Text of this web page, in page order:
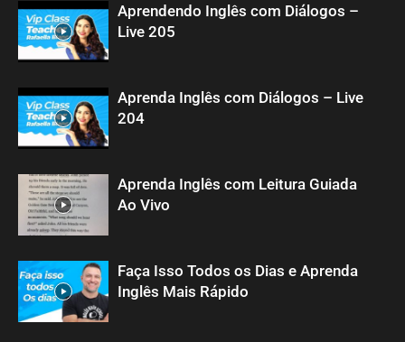
Aprendendo Inglês com Diálogos –
Live 205
Aprenda Inglês com Diálogos – Live
204
Aprenda Inglês com Leitura Guiada
Ao Vivo
Faça Isso Todos os Dias e Aprenda
Inglês Mais Rápido